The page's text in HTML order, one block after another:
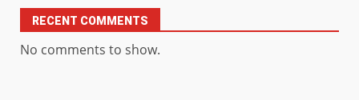
RECENT COMMENTS
No comments to show.